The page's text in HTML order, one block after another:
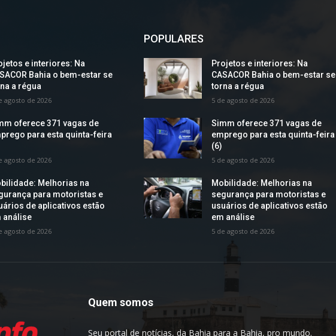
e interiores: Na
Bahia o bem-estar se
a régua
agosto de 2026
oferece 371 vagas de
para esta quinta-feira
agosto de 2026
Melhorias na
para motoristas e
de aplicativos estão
análise
agosto de 2026
POPULARES
Projetos e interiores: Na
CASACOR Bahia o bem-estar se
torna a régua
5 de agosto de 2026
Simm oferece 371 vagas de
emprego para esta quinta-feira
(6)
5 de agosto de 2026
Mobilidade: Melhorias na
segurança para motoristas e
usuários de aplicativos estão
em análise
5 de agosto de 2026
Quem somos
Seu portal de notícias, da Bahia para a Bahia, pro mundo.